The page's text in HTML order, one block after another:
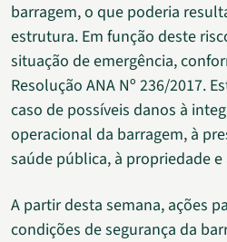
barragem, o que poderia
estrutura. Em função deste
situação de emergência,
Resolução ANA Nº 236/2017.
caso de possíveis danos à
operacional da barragem, à
saúde pública, à propriedade
A partir desta semana, ações
condições de segurança da